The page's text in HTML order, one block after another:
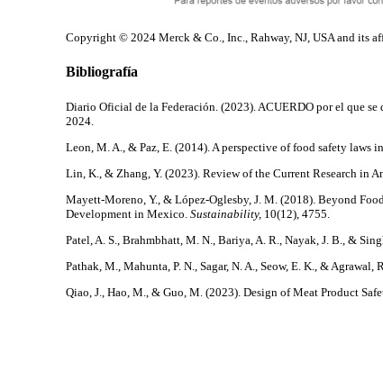
Copyright © 2024 Merck & Co., Inc., Rahway, NJ, USA and its
Bibliografía
Diario Oficial de la Federación. (2023). ACUERDO por el que
2024.
Leon, M. A., & Paz, E. (2014). A perspective of food safety laws
Lin, K., & Zhang, Y. (2023). Review of the Current Research in
Mayett-Moreno, Y., & López-Oglesby, J. M. (2018). Beyond
Development in Mexico. Sustainability, 10(12), 4755.
Patel, A. S., Brahmbhatt, M. N., Bariya, A. R., Nayak, J. B., &
Pathak, M., Mahunta, P. N., Sagar, N. A., Seow, E. K., &
Qiao, J., Hao, M., & Guo, M. (2023). Design of Meat Product